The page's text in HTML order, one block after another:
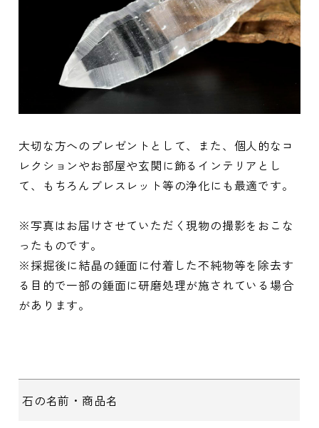
大切な方へのプレゼントとして、また、個人的なコ
レクションやお部屋や玄関に飾るインテリアとし
て、もちろんブレスレット等の浄化にも最適です。
※写真はお届けさせていただく現物の撮影をおこな
ったものです。
※採掘後に結晶の錘面に付着した不純物等を除去す
る目的で一部の錘面に研磨処理が施されている場合
があります。
石の名前・商品名